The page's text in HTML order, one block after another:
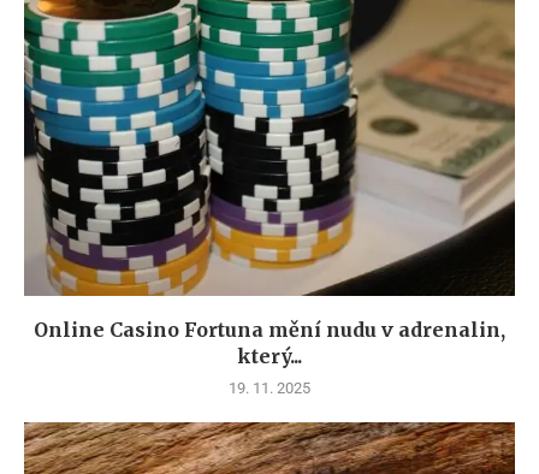
Online Casino Fortuna mění nudu v adrenalin,
který...
19. 11. 2025